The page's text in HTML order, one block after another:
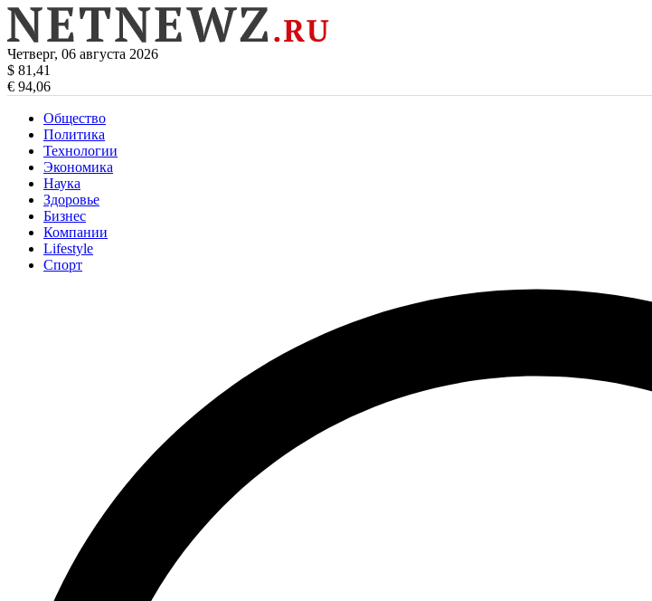
Четверг, 06 августа 2026
$ 81,41
€ 94,06
Общество
Политика
Технологии
Экономика
Наука
Здоровье
Бизнес
Компании
Lifestyle
Спорт